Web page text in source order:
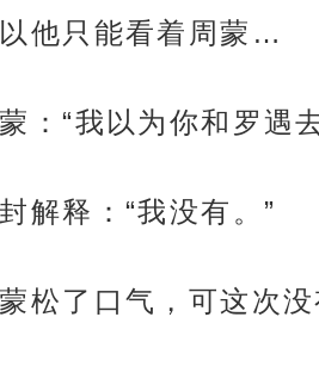
他只能看着周蒙…
：“我以为你和罗遇
解释：“我没有。”
松了口气，可这次